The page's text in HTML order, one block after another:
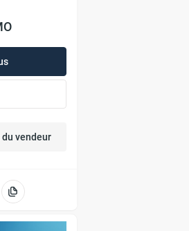
vendeur